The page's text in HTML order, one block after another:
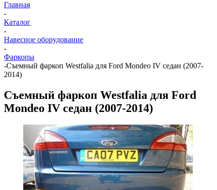
Главная
-
Каталог
-
Навесное оборудование
-
Фаркопы
-Cъемный фаркоп Westfalia для Ford Mondeo IV седан (2007-
2014)
Cъемный фаркоп Westfalia для Ford
Mondeo IV седан (2007-2014)